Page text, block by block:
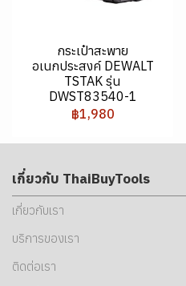
กระเป๋าสะพาย
อเนกประสงค์ DEWALT
TSTAK รุ่น
DWST83540-1
฿1,980
เกี่ยวกับ ThaiBuyTools
เกี่ยวกับเรา
บริการของเรา
ติดต่อเรา